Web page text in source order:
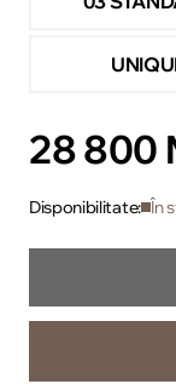
28 800
Disponibilitate: În